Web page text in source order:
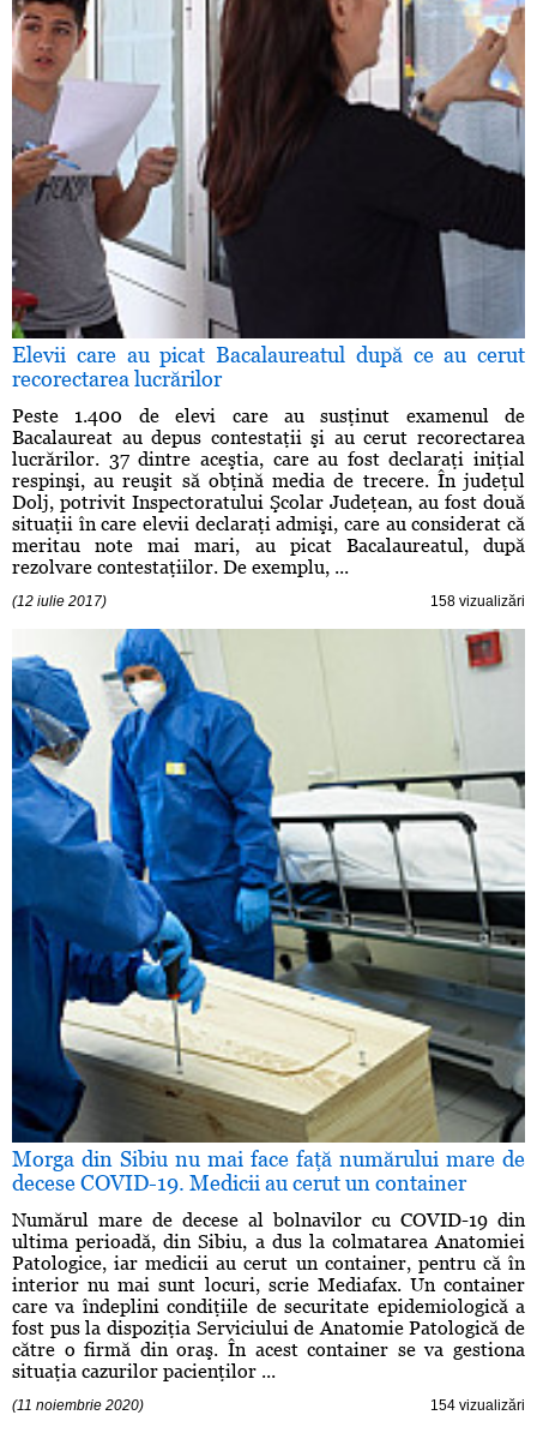
Elevii care au picat Bacalaureatul după ce au cerut
recorectarea lucrărilor
Peste 1.400 de elevi care au susţinut examenul de
Bacalaureat au depus contestaţii şi au cerut recorectarea
lucrărilor. 37 dintre aceştia, care au fost declaraţi iniţial
respinşi, au reuşit să obţină media de trecere. În judeţul
Dolj, potrivit Inspectoratului Şcolar Judeţean, au fost două
situaţii în care elevii declaraţi admişi, care au considerat că
meritau note mai mari, au picat Bacalaureatul, după
rezolvare contestaţiilor. De exemplu, ...
(12 iulie 2017) 158 vizualizări
Morga din Sibiu nu mai face faţă numărului mare de
decese COVID-19. Medicii au cerut un container
Numărul mare de decese al bolnavilor cu COVID-19 din
ultima perioadă, din Sibiu, a dus la colmatarea Anatomiei
Patologice, iar medicii au cerut un container, pentru că în
interior nu mai sunt locuri, scrie Mediafax. Un container
care va îndeplini condiţiile de securitate epidemiologică a
fost pus la dispoziţia Serviciului de Anatomie Patologică de
către o firmă din oraş. În acest container se va gestiona
situaţia cazurilor pacienţilor ...
(11 noiembrie 2020) 154 vizualizări